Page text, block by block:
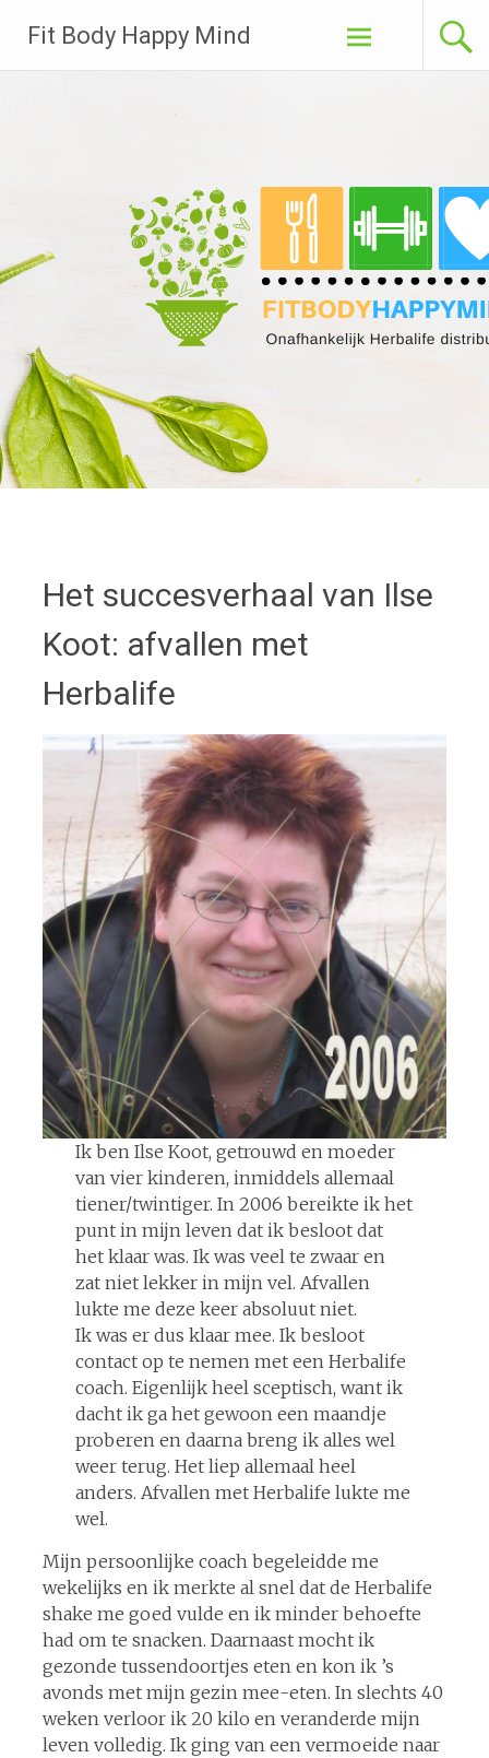
naar
de
Fit Body Happy Mind
Het succesverhaal van Ilse
Koot: afvallen met
Herbalife
Ik ben Ilse Koot, getrouwd en moeder
van vier kinderen, inmiddels allemaal
tiener/twintiger. In 2006 bereikte ik het
punt in mijn leven dat ik besloot dat
het klaar was. Ik was veel te zwaar en
zat niet lekker in mijn vel. Afvallen
lukte me deze keer absoluut niet.
Ik was er dus klaar mee. Ik besloot
contact op te nemen met een Herbalife
coach. Eigenlijk heel sceptisch, want ik
dacht ik ga het gewoon een maandje
proberen en daarna breng ik alles wel
weer terug. Het liep allemaal heel
anders. Afvallen met Herbalife lukte me
wel.
Mijn persoonlijke coach begeleidde me
wekelijks en ik merkte al snel dat de Herbalife
shake me goed vulde en ik minder behoefte
had om te snacken. Daarnaast mocht ik
gezonde tussendoortjes eten en kon ik ’s
avonds met mijn gezin mee-eten. In slechts 40
weken verloor ik 20 kilo en veranderde mijn
leven volledig. Ik ging van een vermoeide naar